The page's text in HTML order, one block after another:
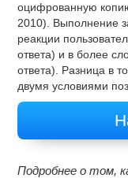
оцифрованную
2010). Выполнение
реакции
ответа) и в более
ответа). Разница в
двумя условиями
Подробнее о том,